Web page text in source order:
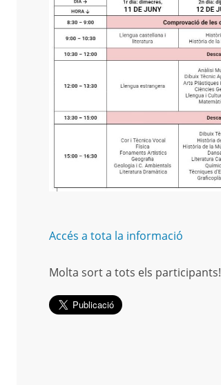
Accés a tota la informació
Molta sort a tots els participants!